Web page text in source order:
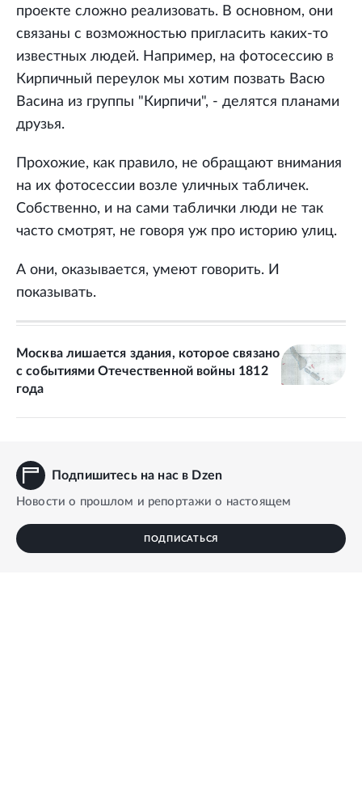
проекте сложно реализовать. В основном, они
связаны с возможностью пригласить каких-то
известных людей. Например, на фотосессию в
Кирпичный переулок мы хотим позвать Васю
Васина из группы "Кирпичи", - делятся планами
друзья.
Прохожие, как правило, не обращают внимания
на их фотосессии возле уличных табличек.
Собственно, и на сами таблички люди не так
часто смотрят, не говоря уж про историю улиц.
А они, оказывается, умеют говорить. И
показывать.
Москва лишается здания, которое связано
с событиями Отечественной войны 1812
года
Подпишитесь на нас в Dzen
Новости о прошлом и репортажи о настоящем
ПОДПИСАТЬСЯ